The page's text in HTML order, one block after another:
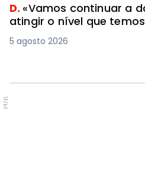
D. «Vamos continuar a
atingir o nível que
5 agosto 2026
PUB.